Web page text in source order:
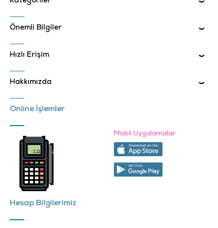
Önemli Bilgiler
Hızlı Erişim
Hakkımızda
Online İşlemler
Mobil Uygulamalar
Hesap Bilgilerimiz